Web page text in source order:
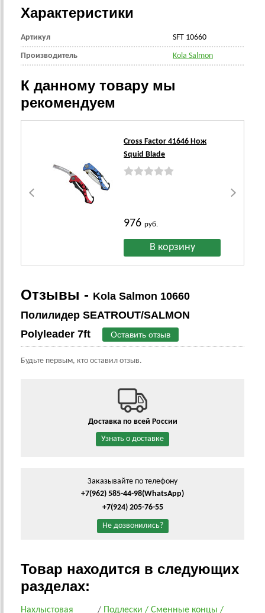
Характеристики
Артикул SFT 10660
Производитель Kola Salmon
К данному товару мы
рекомендуем
Cross Factor 41646 Нож
Squid Blade
976руб.
Отзывы - Kola Salmon 10660
Полилидер SEATROUT/SALMON
Polyleader 7ft
Оставить отзыв
Будьте первым, кто оставил отзыв.
Доставка по всей России
Узнать о доставке
Заказывайте по телефону
+7(962) 585-44-98(WhatsApp)
+7(924) 205-76-55
Не дозвонились?
Товар находится в следующих
разделах:
Нахлыстовая / Подлески / Сменные концы /